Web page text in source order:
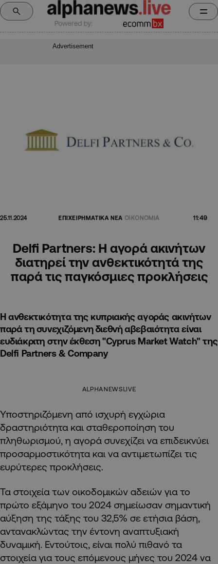
Powered by:
Advertisement
25.11.2024 ΕΠΙΧΕΙΡΗΜΑΤΙΚΑ ΝΕΑ ΟΙΚΟΝΟΜΙΑ 11:49
Delfi Partners: H αγορά ακινήτων
διατηρεί την ανθεκτικότητά της
παρά τις παγκόσμιες προκλήσεις
Η ανθεκτικότητα της κυπριακής αγοράς ακινήτων
παρά τη συνεχιζόμενη διεθνή αβεβαιότητα είναι
ευδιάκριτη στην έκθεση "Cyprus Market Watch" της
Delfi Partners & Company
ALPHANEWSLIVE
Υποστηριζόμενη από ισχυρή εγχώρια
δραστηριότητα και σταθεροποίηση του
πληθωρισμού, η αγορά συνεχίζει να επιδεικνύει
προσαρμοστικότητα και να αντιμετωπίζει τις
ευρύτερες προκλήσεις.
Τα στοιχεία των οικοδομικών αδειών για το
πρώτο εξάμηνο του 2024 σημείωσαν σημαντική
αύξηση της τάξης του 32,5% σε ετήσια βάση,
αντανακλώντας την έντονη αναπτυξιακή
δυναμική. Εντούτοις, είναι πολύ πιθανό τα
στοιχεία για τους επόμενους μήνες του 2024 να